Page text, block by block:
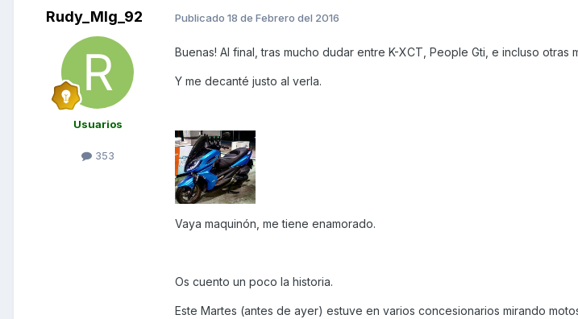
Rudy_Mlg_92
Usuarios
353
Publicado 18 de Febrero del 2016
Buenas! Al final, tras mucho dudar entre K-XCT, People Gti, e incluso otras
Y me decanté justo al verla.
Vaya maquinón, me tiene enamorado.
Os cuento un poco la historia.
Este Martes (antes de ayer) estuve en varios concesionarios mirando